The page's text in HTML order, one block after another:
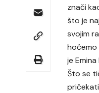
znači
što je
svojim
hoćemo
je
Što se